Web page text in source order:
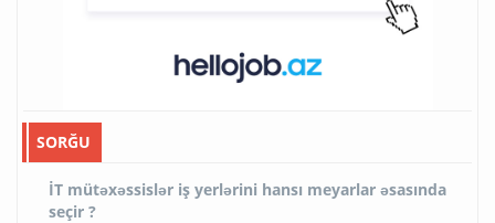
SORĞU
İT mütəxəssislər iş yerlərini hansı meyarlar əsasında
seçir ?